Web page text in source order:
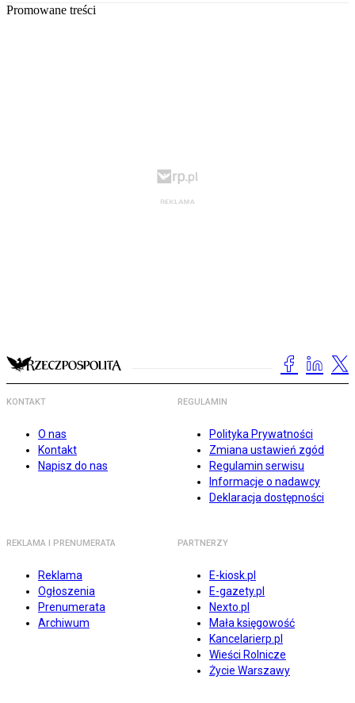
Promowane treści
KONTAKT
O nas
Kontakt
Napisz do nas
REGULAMIN
Polityka Prywatności
Zmiana ustawień zgód
Regulamin serwisu
Informacje o nadawcy
Deklaracja dostępności
REKLAMA I PRENUMERATA
Reklama
Ogłoszenia
Prenumerata
Archiwum
PARTNERZY
E-kiosk.pl
E-gazety.pl
Nexto.pl
Mała księgowość
Kancelarierp.pl
Wieści Rolnicze
Życie Warszawy